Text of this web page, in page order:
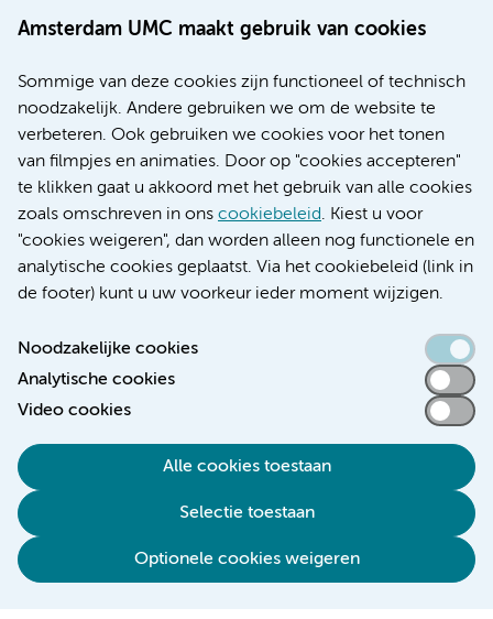
Amsterdam UMC maakt gebruik van cookies
Sommige van deze cookies zijn functioneel of technisch
noodzakelijk. Andere gebruiken we om de website te
verbeteren. Ook gebruiken we cookies voor het tonen
van filmpjes en animaties. Door op "cookies accepteren"
te klikken gaat u akkoord met het gebruik van alle cookies
zoals omschreven in ons cookiebeleid. Kiest u voor
"cookies weigeren", dan worden alleen nog functionele en
analytische cookies geplaatst. Via het cookiebeleid (link in
de footer) kunt u uw voorkeur ieder moment wijzigen.
Noodzakelijke cookies
Analytische cookies
Video cookies
Alle cookies toestaan
Selectie toestaan
Optionele cookies weigeren
Werken bij Amsterdam UMC
Nieuws
Research
Educatie locatie AMC
Educatie locatie VUmc
Verwijzen & diagnostiek
Toegankelijkheidsverklaring
Cookieverklaring